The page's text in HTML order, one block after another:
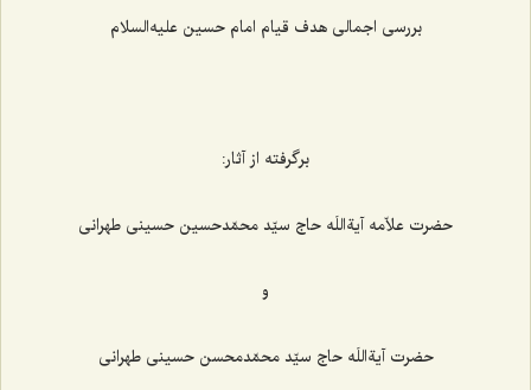
بررسی اجمالی هدف قیام امام حسین علیه‌السلام
برگرفته از آثار:
حضرت علاّمه آیةاللَه حاج سیّد محمّدحسین حسینی طهرانی
و
حضرت آیةاللَه حاج سیّد محمّدمحسن حسینی طهرانی